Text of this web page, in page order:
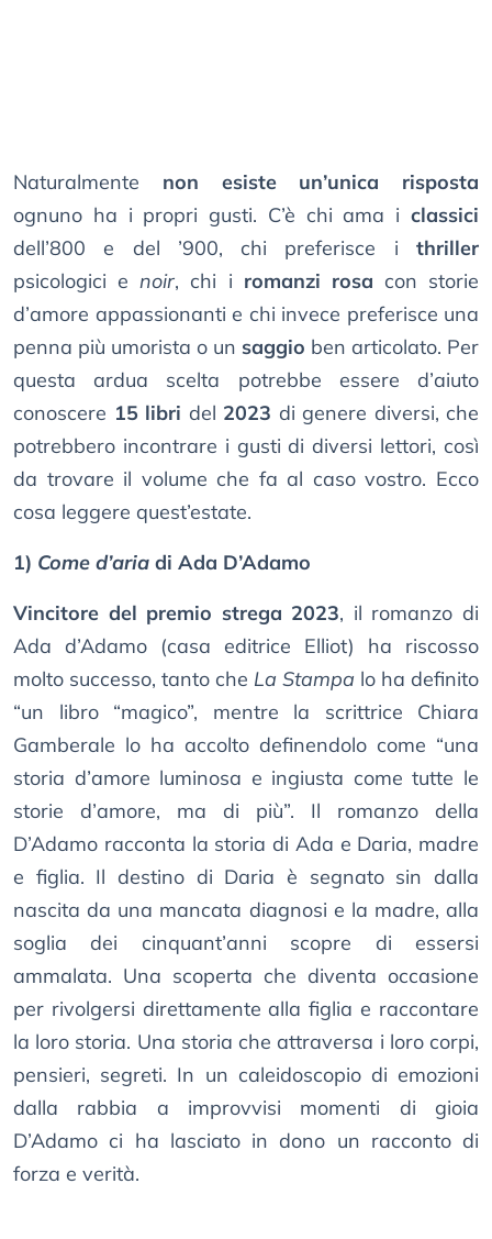
Naturalmente non esiste un’unica risposta
ognuno ha i propri gusti. C’è chi ama i classici
dell’800 e del ’900, chi preferisce i thriller
psicologici enoir, chi i romanzi rosa con storie
d’amore appassionanti e chi invece preferisce una
penna più umorista o un saggio ben articolato. Per
questa ardua scelta potrebbe essere d’aiuto
conoscere 15 libri del 2023 di genere diversi, che
potrebbero incontrare i gusti di diversi lettori, così
da trovare il volume che fa al caso vostro. Ecco
cosa leggere quest’estate.
1) Come d’aria di Ada D’Adamo
Vincitore del premio strega 2023, il romanzo di
Ada d’Adamo (casa editrice Elliot) ha riscosso
molto successo, tanto che La Stampa lo ha definito
“un libro “magico”, mentre la scrittrice Chiara
Gamberale lo ha accolto definendolo come “una
storia d’amore luminosa e ingiusta come tutte le
storie d’amore, ma di più”. Il romanzo della
D’Adamo racconta la storia di Ada e Daria, madre
e figlia. Il destino di Daria è segnato sin dalla
nascita da una mancata diagnosi e la madre, alla
soglia dei cinquant’anni scopre di essersi
ammalata. Una scoperta che diventa occasione
per rivolgersi direttamente alla figlia e raccontare
la loro storia. Una storia che attraversa i loro corpi,
pensieri, segreti. In un caleidoscopio di emozioni
dalla rabbia a improvvisi momenti di gioia
D’Adamo ci ha lasciato in dono un racconto di
forza e verità.